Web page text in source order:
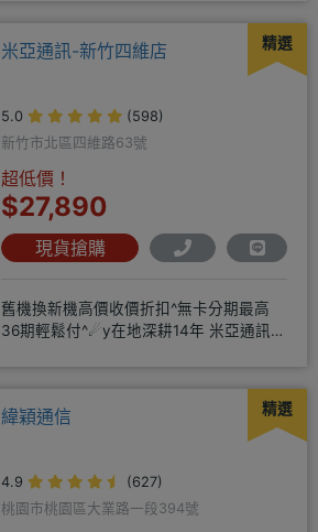
精選
米亞通訊-新竹四維店
5.0
(598)
新竹市北區四維路63號
超低價！
$27,890
現貨搶購
舊機換新機高價收價折扣^無卡分期最高
36期輕鬆付^☄y在地深耕14年 米亞通訊四
精選
緯穎通信
4.9
(627)
桃園市桃園區大業路一段394號